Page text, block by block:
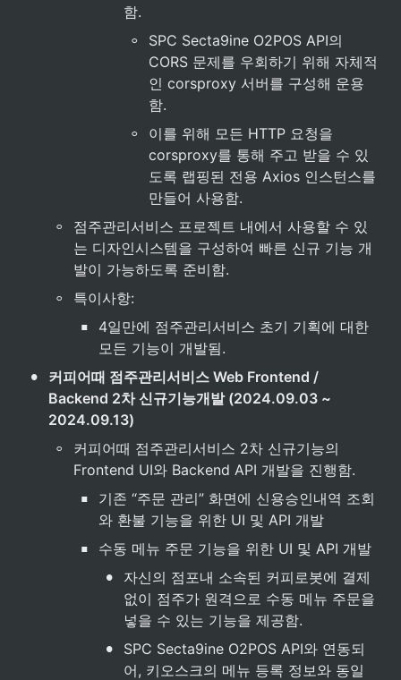
함.
◦
SPC Secta9ine O2POS API의
CORS 문제를 우회하기 위해 자체적
인 corsproxy 서버를 구성해 운용
함.
◦
이를 위해 모든 HTTP 요청을
corsproxy를 통해 주고 받을 수 있
도록 랩핑된 전용 Axios 인스턴스를
만들어 사용함.
◦
점주관리서비스 프로젝트 내에서 사용할 수 있
는 디자인시스템을 구성하여 빠른 신규 기능 개
발이 가능하도록 준비함.
◦ 특이사항:
▪
4일만에 점주관리서비스 초기 기획에 대한
모든 기능이 개발됨.
•
커피어때 점주관리서비스 Web Frontend /
Backend 2차 신규기능개발 (2024.09.03 ~
2024.09.13)
◦
커피어때 점주관리서비스 2차 신규기능의
Frontend UI와 Backend API 개발을 진행함.
▪
기존 “주문 관리” 화면에 신용승인내역 조회
와 환불 기능을 위한 UI 및 API 개발
▪ 수동 메뉴 주문 기능을 위한 UI 및 API 개발
•
자신의 점포내 소속된 커피로봇에 결제
없이 점주가 원격으로 수동 메뉴 주문을
넣을 수 있는 기능을 제공함.
•
SPC Secta9ine O2POS API와 연동되
어, 키오스크의 메뉴 등록 정보와 동일